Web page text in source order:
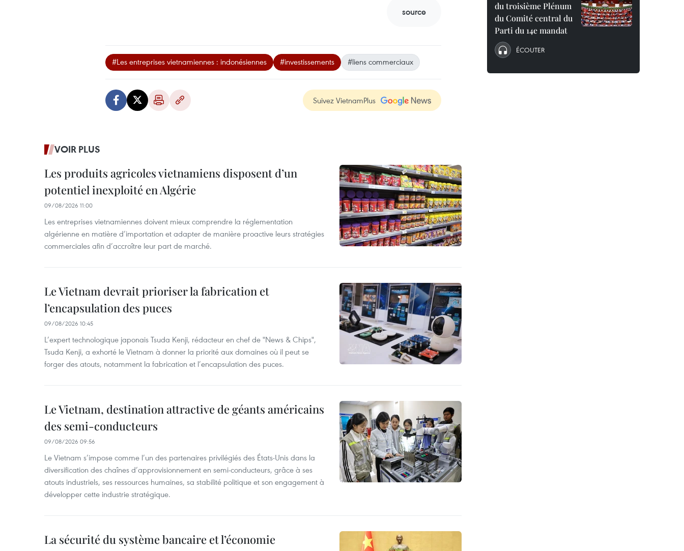
source
#Les entreprises vietnamiennes : indonésiennes #investissements #liens commerciaux
Suivez VietnamPlus
VOIR PLUS
Les produits agricoles vietnamiens disposent d’un
potentiel inexploité en Algérie
09/08/2026 11:00
Les entreprises vietnamiennes doivent mieux comprendre la réglementation
algérienne en matière d’importation et adapter de manière proactive leurs stratégies
commerciales afin d’accroître leur part de marché.
Le Vietnam devrait prioriser la fabrication et
l’encapsulation des puces
09/08/2026 10:45
L’expert technologique japonais Tsuda Kenji, rédacteur en chef de "News & Chips",
Tsuda Kenji, a exhorté le Vietnam à donner la priorité aux domaines où il peut se
forger des atouts, notamment la fabrication et l’encapsulation des puces.
Le Vietnam, destination attractive de géants américains
des semi-conducteurs
09/08/2026 09:56
Le Vietnam s’impose comme l’un des partenaires privilégiés des États-Unis dans la
diversification des chaînes d’approvisionnement en semi-conducteurs, grâce à ses
atouts industriels, ses ressources humaines, sa stabilité politique et son engagement à
développer cette industrie stratégique.
La sécurité du système bancaire et l’économie
du troisième Plénum
du Comité central du
Parti du 14e mandat
ÉCOUTER